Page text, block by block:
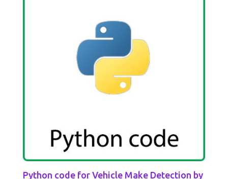
Python code for Vehicle Make Detection by